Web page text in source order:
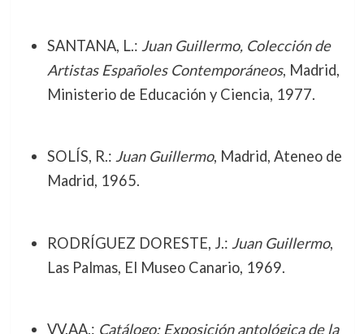
SANTANA, L.: Juan Guillermo, Colección de
Artistas Españoles Contemporáneos, Madrid,
Ministerio de Educación y Ciencia, 1977.
SOLÍS, R.: Juan Guillermo, Madrid, Ateneo de
Madrid, 1965.
RODRÍGUEZ DORESTE, J.: Juan Guillermo,
Las Palmas, El Museo Canario, 1969.
VV.AA.: Catálogo: Exposición antológica de la